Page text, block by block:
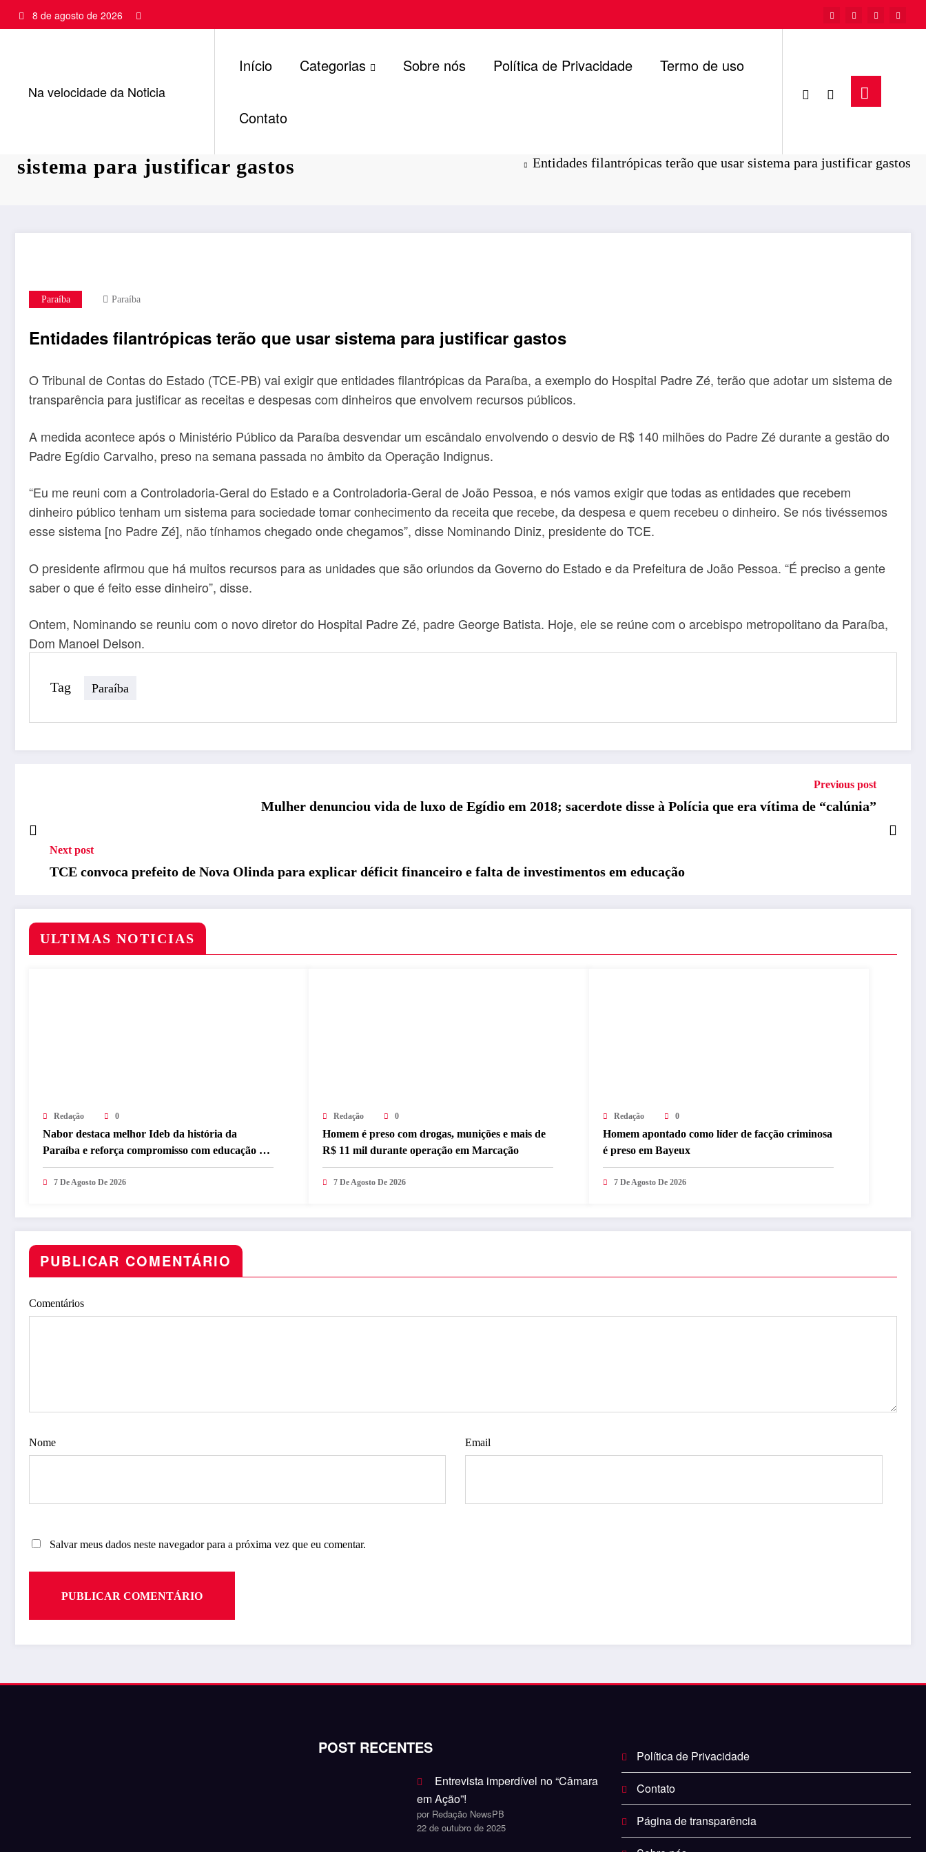
para
8 de agosto de 2026
Na velocidade da Noticia
Início Categorias Sobre nós Política de Privacidade Termo de uso
Contato
sistema para justificar gastos
Entidades filantrópicas terão que usar sistema para justificar gastos
Paraíba Paraíba
Entidades filantrópicas terão que usar sistema para justificar gastos
O Tribunal de Contas do Estado (TCE-PB) vai exigir que entidades filantrópicas da Paraíba, a exemplo do Hospital Padre Zé, terão que adotar um sistema de
transparência para justificar as receitas e despesas com dinheiros que envolvem recursos públicos.
A medida acontece após o Ministério Público da Paraíba desvendar um escândalo envolvendo o desvio de R$ 140 milhões do Padre Zé durante a gestão do
Padre Egídio Carvalho, preso na semana passada no âmbito da Operação Indignus.
“Eu me reuni com a Controladoria-Geral do Estado e a Controladoria-Geral de João Pessoa, e nós vamos exigir que todas as entidades que recebem
dinheiro público tenham um sistema para sociedade tomar conhecimento da receita que recebe, da despesa e quem recebeu o dinheiro. Se nós tivéssemos
esse sistema [no Padre Zé], não tínhamos chegado onde chegamos”, disse Nominando Diniz, presidente do TCE.
O presidente afirmou que há muitos recursos para as unidades que são oriundos da Governo do Estado e da Prefeitura de João Pessoa. “É preciso a gente
saber o que é feito esse dinheiro”, disse.
Ontem, Nominando se reuniu com o novo diretor do Hospital Padre Zé, padre George Batista. Hoje, ele se reúne com o arcebispo metropolitano da Paraíba,
Dom Manoel Delson.
Tag Paraíba
Previous post
Mulher denunciou vida de luxo de Egídio em 2018; sacerdote disse à Polícia que era vítima de “calúnia”
Next post
TCE convoca prefeito de Nova Olinda para explicar déficit financeiro e falta de investimentos em educação
ULTIMAS NOTICIAS
Redação 0
Nabor destaca melhor Ideb da história da
Paraíba e reforça compromisso com educação de
qualidade
7 De Agosto De 2026
Redação 0
Homem é preso com drogas, munições e mais de
R$ 11 mil durante operação em Marcação
7 De Agosto De 2026
Redação 0
Homem apontado como líder de facção criminosa
é preso em Bayeux
7 De Agosto De 2026
PUBLICAR COMENTÁRIO
Comentários
Nome Email
Salvar meus dados neste navegador para a próxima vez que eu comentar.
POST RECENTES
Entrevista imperdível no “Câmara
em Ação”!
por Redação NewsPB
22 de outubro de 2025
Política de Privacidade
Contato
Página de transparência